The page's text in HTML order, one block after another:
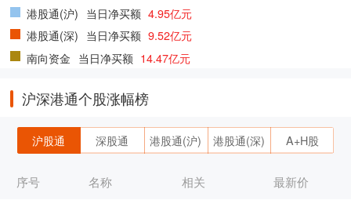
港股通(沪) 当日净买额 4.95亿元
港股通(深) 当日净买额 9.52亿元
南向资金 当日净买额 14.47亿元
沪深港通个股涨幅榜
沪股通 深股通 港股通(沪) 港股通(深) A+H股
序号 名称 相关 最新价